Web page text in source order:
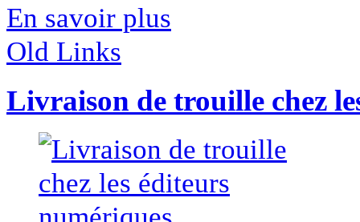
En savoir plus
Old Links
Livraison de trouille chez